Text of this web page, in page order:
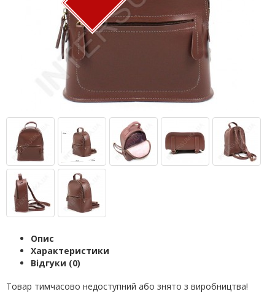
Опис
Характеристики
Відгуки (0)
Товар тимчасово недоступний або знято з виробництва!